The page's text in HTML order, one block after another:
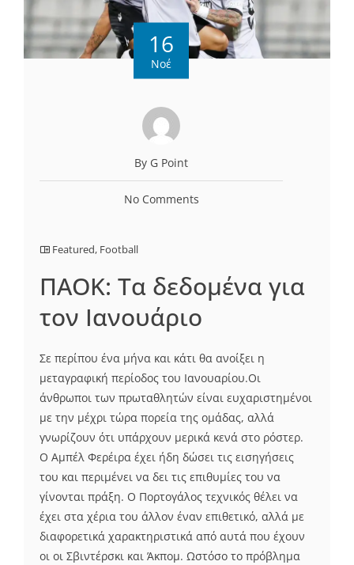
16
Νοέ
By G Point
No Comments
Featured, Football
ΠΑΟΚ: Τα δεδομένα για
τον Ιανουάριο
Σε περίπου ένα μήνα και κάτι θα ανοίξει η
μεταγραφική περίοδος του Ιανουαρίου.Οι
άνθρωποι των πρωταθλητών είναι ευχαριστημένοι
με την μέχρι τώρα πορεία της ομάδας, αλλά
γνωρίζουν ότι υπάρχουν μερικά κενά στο ρόστερ.
Ο Αμπέλ Φερέιρα έχει ήδη δώσει τις εισηγήσεις
του και περιμένει να δει τις επιθυμίες του να
γίνονται πράξη. Ο Πορτογάλος τεχνικός θέλει να
έχει στα χέρια του άλλον έναν επιθετικό, αλλά με
διαφορετικά χαρακτηριστικά από αυτά που έχουν
οι οι Σβιντέρσκι και Άκπομ. Ωστόσο το πρόβλημα